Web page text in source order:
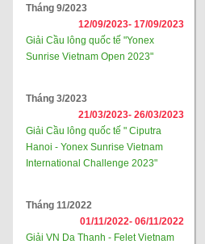
Tháng 9/2023
12/09/2023- 17/09/2023
Giải Cầu lông quốc tế "Yonex
Sunrise Vietnam Open 2023"
Tháng 3/2023
21/03/2023- 26/03/2023
Giải Cầu lông quốc tế " Ciputra
Hanoi - Yonex Sunrise Vietnam
International Challenge 2023"
Tháng 11/2022
01/11/2022- 06/11/2022
Giải VN Da Thanh - Felet Vietnam